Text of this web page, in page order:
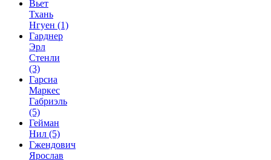
Вьет
Тхань
Нгуен (1)
Гарднер
Эрл
Стенли
(3)
Гарсиа
Маркес
Габриэль
(5)
Гейман
Нил (5)
Гжендович
Ярослав